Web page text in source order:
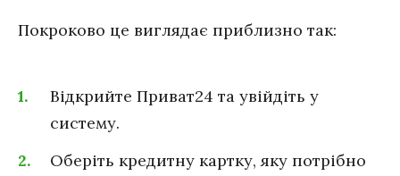
Покроково це виглядає приблизно так:
Відкрийте Приват24 та увійдіть у
систему.
Оберіть кредитну картку, яку потрібно